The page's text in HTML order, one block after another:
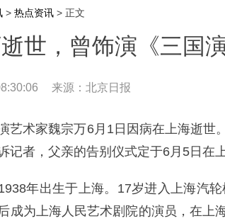
> 热点资讯 > 正文
世，曾饰演《三国
来源： 北京日报
艺术家魏宗万6月1日因病在上海逝世
记者，父亲的告别仪式定于6月5日在
年出生于上海。17岁进入上海汽
成为上海人民艺术剧院的演员，在上